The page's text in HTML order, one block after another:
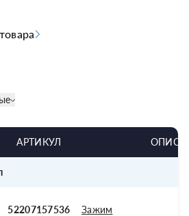
АРТИКУЛ
52207157536 Зажим